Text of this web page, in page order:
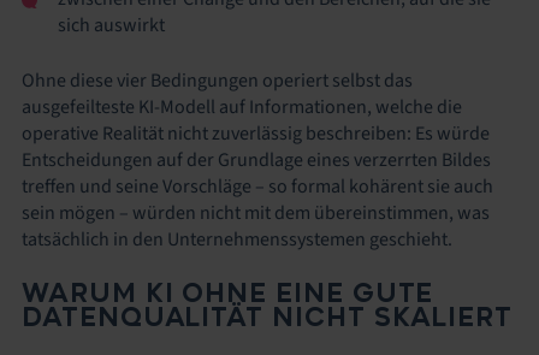
sich auswirkt
Ohne diese vier Bedingungen operiert selbst das
ausgefeilteste KI-Modell auf Informationen, welche die
operative Realität nicht zuverlässig beschreiben: Es würde
Entscheidungen auf der Grundlage eines verzerrten Bildes
treffen und seine Vorschläge – so formal kohärent sie auch
sein mögen – würden nicht mit dem übereinstimmen, was
tatsächlich in den Unternehmenssystemen geschieht.
WARUM KI OHNE EINE GUTE
DATENQUALITÄT NICHT SKALIERT